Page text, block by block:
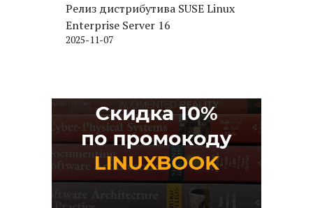
Релиз дистрибутива SUSE Linux
Enterprise Server 16
2025-11-07